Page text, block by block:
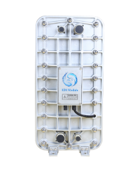
MK-TC200 EDI模块